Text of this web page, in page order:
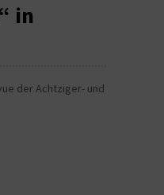
in
der Achtziger- und